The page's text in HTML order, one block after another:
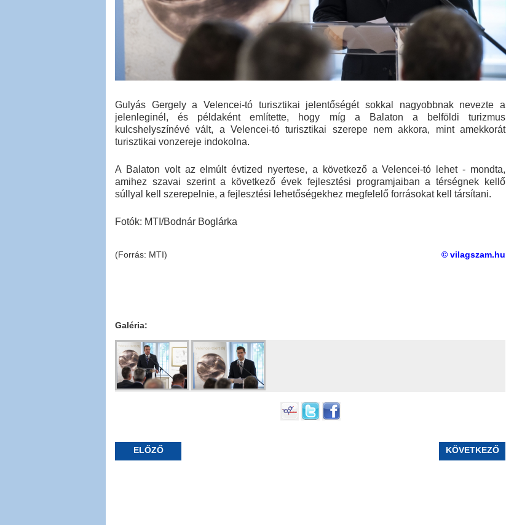
Gulyás Gergely a Velencei-tó turisztikai jelentőségét sokkal nagyobbnak nevezte a
jelenleginél, és példaként említette, hogy míg a Balaton a belföldi turizmus
kulcshelyszínévé vált, a Velencei-tó turisztikai szerepe nem akkora, mint amekkorát
turisztikai vonzereje indokolna.
A Balaton volt az elmúlt évtized nyertese, a következő a Velencei-tó lehet - mondta,
amihez szavai szerint a következő évek fejlesztési programjaiban a térségnek kellő
súllyal kell szerepelnie, a fejlesztési lehetőségekhez megfelelő forrásokat kell társítani.
Fotók: MTI/Bodnár Boglárka
© vilagszam.hu
(Forrás: MTI)
Galéria:
ELŐZŐ KÖVETKEZŐ